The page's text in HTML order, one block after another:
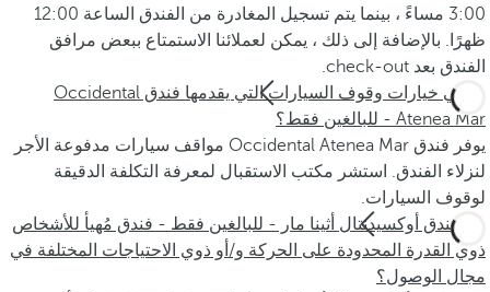
3:00 مساءً ، بينما يتم تسجيل المغادرة من الفندق الساعة 12:00
ظهرًا. بالإضافة إلى ذلك ، يمكن لعملائنا الاستمتاع ببعض مرافق
الفندق بعد check-out.
ما هي خيارات وقوف السيارات التي يقدمها فندق Occidental
Atenea Mar - للبالغين فقط؟
يوفر فندق Occidental Atenea Mar مواقف سيارات مدفوعة الأجر
لنزلاء الفندق. استشر مكتب الاستقبال لمعرفة التكلفة الدقيقة
لوقوف السيارات.
هل فندق أوكسيدنتال أثينا مار - للبالغين فقط - فندق مُهيأ للأشخاص
ذوي القدرة المحدودة على الحركة و/أو ذوي الاحتياجات المختلفة في
مجال الوصول؟